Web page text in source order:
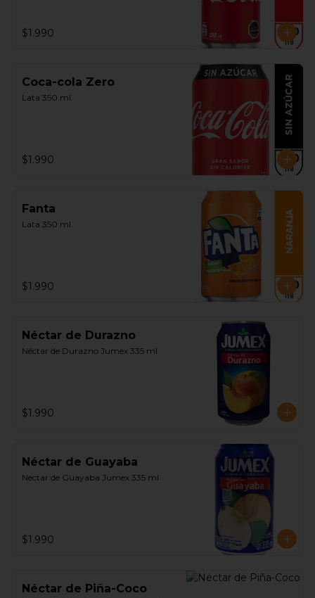
$1.990
Coca-cola Zero
Lata 350 ml.
$1.990
Fanta
Lata 350 ml.
$1.990
Néctar de Durazno
Néctar de Durazno Jumex 335 ml
$1.990
Néctar de Guayaba
Nectar de Guayaba Jumex 335 ml
$1.990
Néctar de Piña-Coco